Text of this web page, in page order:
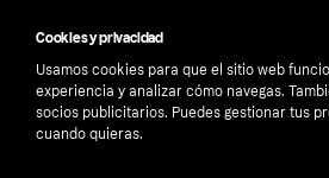
Cookies y privacidad
Usamos cookies para que el sitio web
experiencia y analizar cómo navegas.
socios publicitarios. Puedes gestionar tus
cuando quieras.